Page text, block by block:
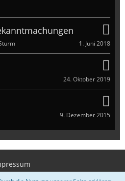
1. Juni 2018
24. Oktober 2019
9. Dezember 2015